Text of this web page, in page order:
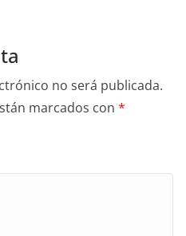
no será publicada.
marcados con *